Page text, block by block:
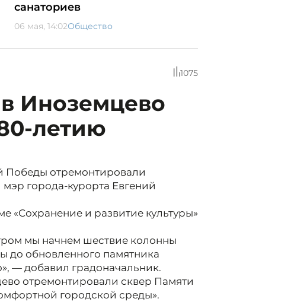
санаториев
06 мая, 14:02Общество
1075
Иноземцево
летию
Победы отремонтировали
города-курорта Евгений
«Сохранение и развитие культуры»
мы начнем шествие колонны
до обновленного памятника
— добавил градоначальник.
отремонтировали сквер Памяти
городской среды».